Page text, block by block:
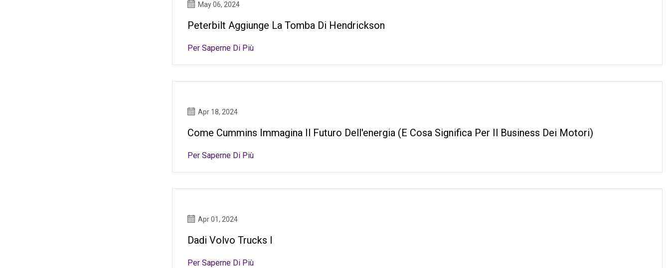
May 06, 2024
Peterbilt Aggiunge La Tomba Di Hendrickson
Per Saperne Di Più
Apr 18, 2024
Come Cummins Immagina Il Futuro Dell'energia (e Cosa Significa Per Il Business Dei Motori)
Per Saperne Di Più
Apr 01, 2024
Dadi Volvo Trucks I
Per Saperne Di Più